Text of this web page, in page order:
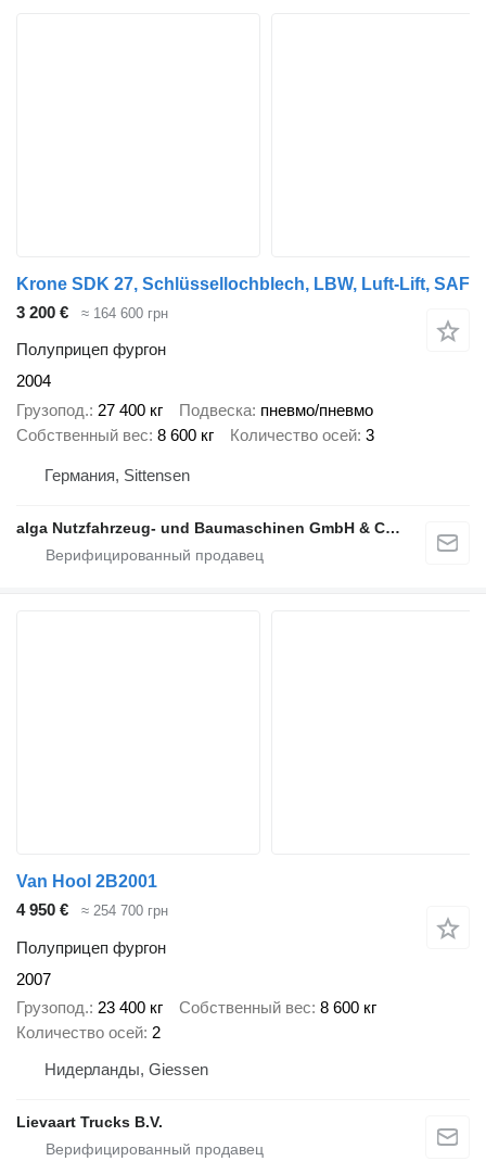
Krone SDK 27, Schlüssellochblech, LBW, Luft-Lift, SAF
3 200 €
≈ 164 600 грн
Полуприцеп фургон
2004
Грузопод. 27 400 кг Подвеска пневмо/пневмо
Собственный вес 8 600 кг Количество осей 3
Германия, Sittensen
alga Nutzfahrzeug- und Baumaschinen GmbH & Co. KG
Van Hool 2B2001
4 950 €
≈ 254 700 грн
Полуприцеп фургон
2007
Грузопод. 23 400 кг Собственный вес 8 600 кг
Количество осей 2
Нидерланды, Giessen
Lievaart Trucks B.V.